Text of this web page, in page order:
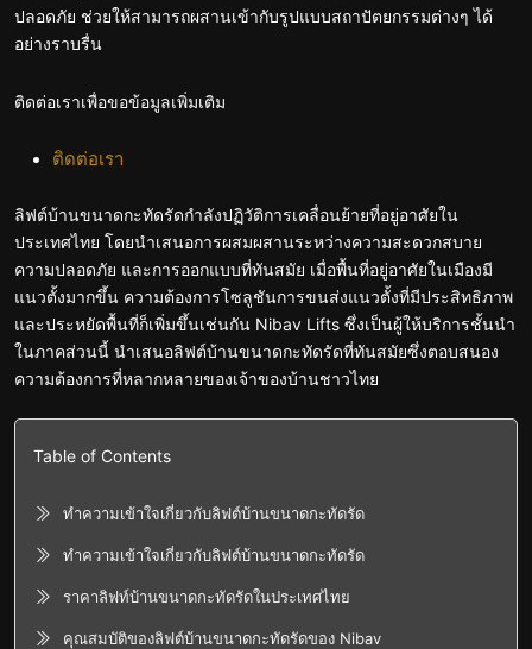
ปลอดภัย ช่วยให้สามารถผสานเข้ากับรูปแบบสถาปัตยกรรมต่างๆ ได้
อย่างราบรื่น
ติดต่อเราเพื่อขอข้อมูลเพิ่มเติม
ติดต่อเรา
ลิฟต์บ้านขนาดกะทัดรัดกำลังปฏิวัติการเคลื่อนย้ายที่อยู่อาศัยใน
ประเทศไทย โดยนำเสนอการผสมผสานระหว่างความสะดวกสบาย
ความปลอดภัย และการออกแบบที่ทันสมัย เมื่อพื้นที่อยู่อาศัยในเมืองมี
แนวตั้งมากขึ้น ความต้องการโซลูชันการขนส่งแนวตั้งที่มีประสิทธิภาพ
และประหยัดพื้นที่ก็เพิ่มขึ้นเช่นกัน Nibav Lifts ซึ่งเป็นผู้ให้บริการชั้นนำ
ในภาคส่วนนี้ นำเสนอลิฟต์บ้านขนาดกะทัดรัดที่ทันสมัยซึ่งตอบสนอง
ความต้องการที่หลากหลายของเจ้าของบ้านชาวไทย
Table of Contents
ทำความเข้าใจเกี่ยวกับลิฟต์บ้านขนาดกะทัดรัด
ทำความเข้าใจเกี่ยวกับลิฟต์บ้านขนาดกะทัดรัด
ราคาลิฟท์บ้านขนาดกะทัดรัดในประเทศไทย
คุณสมบัติของลิฟต์บ้านขนาดกะทัดรัดของ Nibav